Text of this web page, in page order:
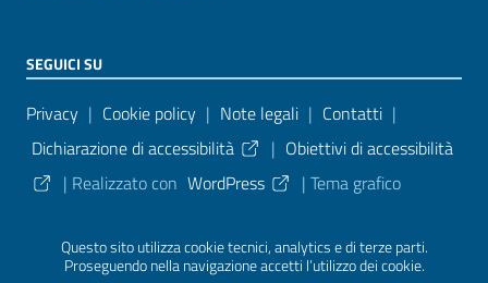
Questo sito utilizza cookie tecnici, analytics e di terze parti.
Proseguendo nella navigazione accetti l’utilizzo dei cookie.
SEGUICI SU
Sezione Link Utili
Privacy | Cookie policy | Note legali | Contatti |
Dichiarazione di accessibilità
| Obiettivi di accessibilità
| Realizzato con WordPress | Tema grafico